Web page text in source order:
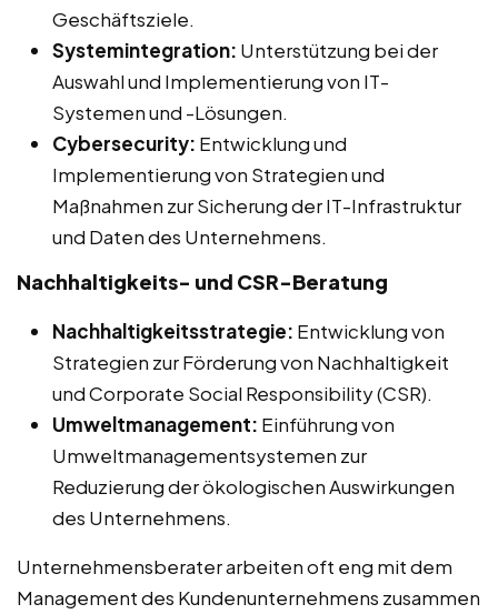
Geschäftsziele.
Systemintegration: Unterstützung bei der
Auswahl und Implementierung von IT-
Systemen und -Lösungen.
Cybersecurity: Entwicklung und
Implementierung von Strategien und
Maßnahmen zur Sicherung der IT-Infrastruktur
und Daten des Unternehmens.
Nachhaltigkeits- und CSR-Beratung
Nachhaltigkeitsstrategie: Entwicklung von
Strategien zur Förderung von Nachhaltigkeit
und Corporate Social Responsibility (CSR).
Umweltmanagement: Einführung von
Umweltmanagementsystemen zur
Reduzierung der ökologischen Auswirkungen
des Unternehmens.
Unternehmensberater arbeiten oft eng mit dem
Management des Kundenunternehmens zusammen